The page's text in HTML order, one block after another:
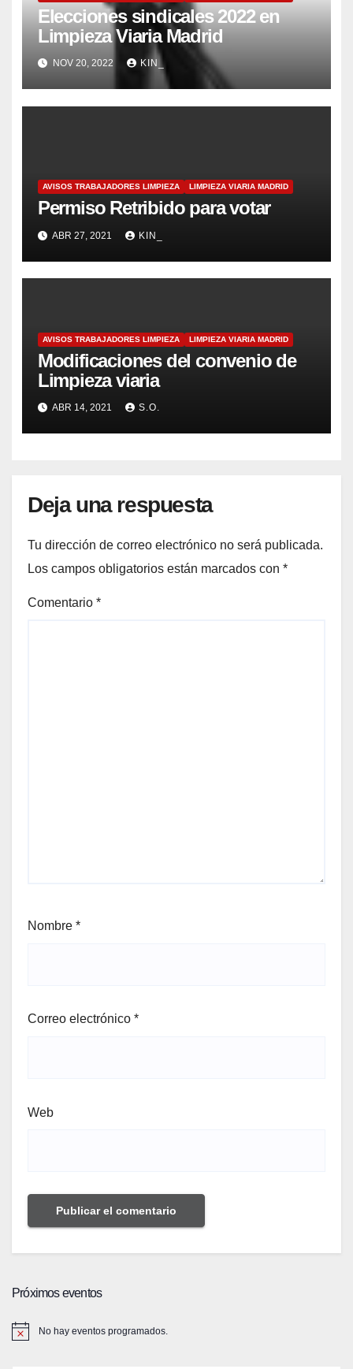
Elecciones sindicales 2022 en
Limpieza Viaria Madrid
NOV 20, 2022 KIN_
AVISOS TRABAJADORES LIMPIEZA LIMPIEZA VIARIA MADRID
Permiso Retribido para votar
ABR 27, 2021 KIN_
AVISOS TRABAJADORES LIMPIEZA LIMPIEZA VIARIA MADRID
Modificaciones del convenio de
Limpieza viaria
ABR 14, 2021 S.O.
Deja una respuesta
Tu dirección de correo electrónico no será publicada.
Los campos obligatorios están marcados con *
Comentario *
Nombre *
Correo electrónico *
Web
Próximos eventos
No hay eventos programados.